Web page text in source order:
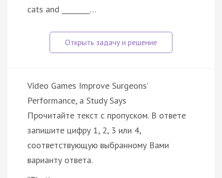
cats and ________…
Video Games Improve Surgeons’
Performance, a Study Says
Прочитайте текст с пропуском. В ответе
запишите цифру 1, 2, 3 или 4,
соответствующую выбранному Вами
варианту ответа.